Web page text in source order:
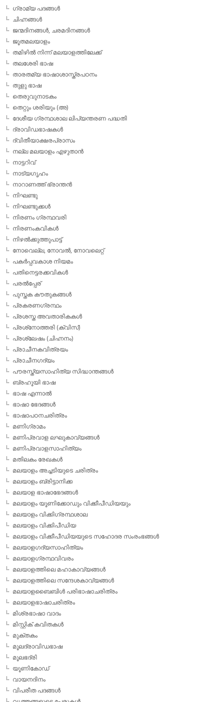
ഗ്രാമ്യ പദങ്ങള്‍
ചിഹ്നങ്ങള്‍
ജന്മദിനങ്ങള്‍, ചരമദിനങ്ങള്‍
ജൂതമലയാളം
തമിഴില്‍ നിന്ന് മലയാളത്തിലേക്ക്
തലശേരി ഭാഷ
താരതമ്യ ഭാഷാശാസ്ത്രപഠനം
തുളു ഭാഷ
തെരുവുനാടകം
തെറ്റും ശരിയും (അ)
ദേശീയ ഗ്രന്ഥശാല ലിപ്യന്തരണ പദ്ധതി
ദ്രാവിഡഭാഷകള്‍
ദ്വിതീയാക്ഷരപ്രാസം
നല്ല മലയാളം എഴുതാന്‍
നാട്ടറിവ്
നാട്യഗൃഹം
നാറാണത്ത് ഭ്രാന്തന്‍
നിഘണ്ടു
നിഘണ്ടുക്കള്‍
നിരണം ഗ്രന്ഥവരി
നിരണംകവികള്‍
നിഴല്‍ക്കുത്തുപാട്ട്
നോവെല്ല, നോവല്‍, നോവലെറ്റ്
പകര്‍പ്പവകാശ നിയമം
പതിനെട്ടരക്കവികള്‍
പരല്‍പ്പേര്
പുസ്തക കൗതുകങ്ങള്‍
പ്രകരണഗ്രന്ഥം
പ്രശസ്ത അവതാരികകള്‍
പ്രശ്‌നോത്തരി (ക്വിസ്)
പ്രശ്ലേഷം (ചിഹ്നനം)
പ്രാചീനകവിത്രയം
പ്രാചീനഗദ്യം
പൗരസ്ത്യസാഹിത്യ സിദ്ധാന്തങ്ങള്‍
ബ്രഹൂയി ഭാഷ
ഭാഷ എന്നാല്‍
ഭാഷാ ഭേദങ്ങള്‍
ഭാഷാപഠനചരിത്രം
മണിഗ്രാമം
മണിപ്രവാള ലഘുകാവ്യങ്ങള്‍
മണിപ്രവാളസാഹിത്യം
മതിലകം രേഖകള്‍
മലയാളം അച്ചടിയുടെ ചരിത്രം
മലയാളം ബ്രിട്ടാനിക്ക
മലയാള ഭാഷാഭേദങ്ങള്‍
മലയാളം യൂണിക്കോഡും വിക്കീപീഡിയയും
മലയാളം വിക്കിഗ്രന്ഥശാല
മലയാളം വിക്കിപീഡിയ
മലയാളം വിക്കീപീഡിയയുടെ സഹോദര സംരംഭങ്ങള്‍
മലയാളഗദ്യസാഹിത്യം
മലയാളഗ്രന്ഥവിവരം
മലയാളത്തിലെ മഹാകാവ്യങ്ങള്‍
മലയാളത്തിലെ സന്ദേശകാവ്യങ്ങള്‍
മലയാളബൈബിള്‍ പരിഭാഷാചരിത്രം
മലയാളഭാഷാചരിത്രം
മിശ്രഭാഷാ വാദം
മിസ്റ്റിക് കവിതകള്‍
മുക്തകം
മൂലദ്രാവിഡഭാഷ
മൂലഭദ്രി
യൂണികോഡ്
വായനദിനം
വിപരീത പദങ്ങള്‍